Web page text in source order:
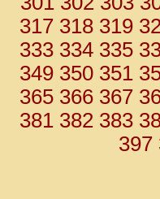
317 318 319
333 334 335
349 350 351
365 366 367
381 382 383
397